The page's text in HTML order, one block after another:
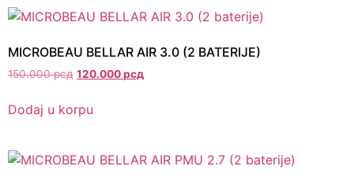
MICROBEAU BELLAR AIR 3.0 (2 BATERIJE)
150.000рсд 120.000рсд
Dodaj u korpu